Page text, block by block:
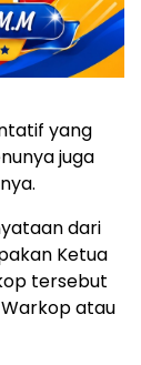
yang
juga
dari
Ketua
tersebut
atau